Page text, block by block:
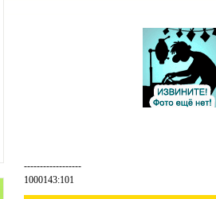
------------------
1000143:101